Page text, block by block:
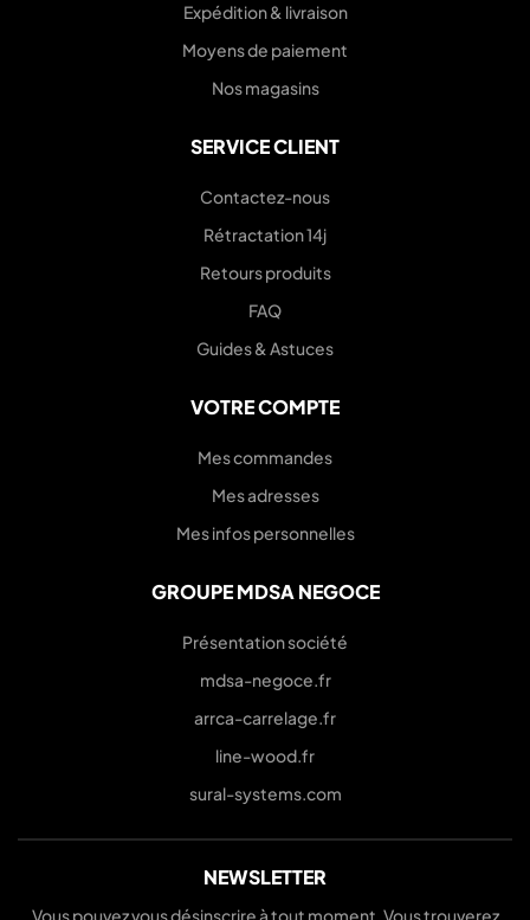
Expédition & livraison
Moyens de paiement
Nos magasins
SERVICE CLIENT
Contactez-nous
Rétractation 14j
Retours produits
FAQ
Guides & Astuces
VOTRE COMPTE
Mes commandes
Mes adresses
Mes infos personnelles
GROUPE MDSA NEGOCE
Présentation société
mdsa-negoce.fr
arrca-carrelage.fr
line-wood.fr
sural-systems.com
NEWSLETTER